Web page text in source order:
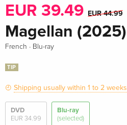
EUR 39.49 EUR 44.99
Magellan (2025)
French · Blu-ray
TIP
Shipping usually within 1 to 2 weeks
DVD
EUR 34.99
Blu-ray
(selected)